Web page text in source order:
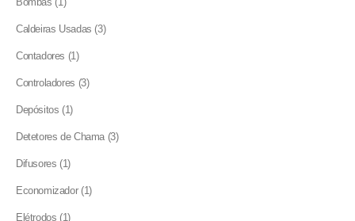
Caldeiras Usadas 33
Contadores 11
Controladores 33
Depósitos 11
Detetores de Chama 33
Difusores 11
Economizador 11
Elétrodos 11